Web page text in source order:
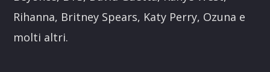
Rihanna, Britney Spears, Katy Perry, Ozuna e
molti altri.